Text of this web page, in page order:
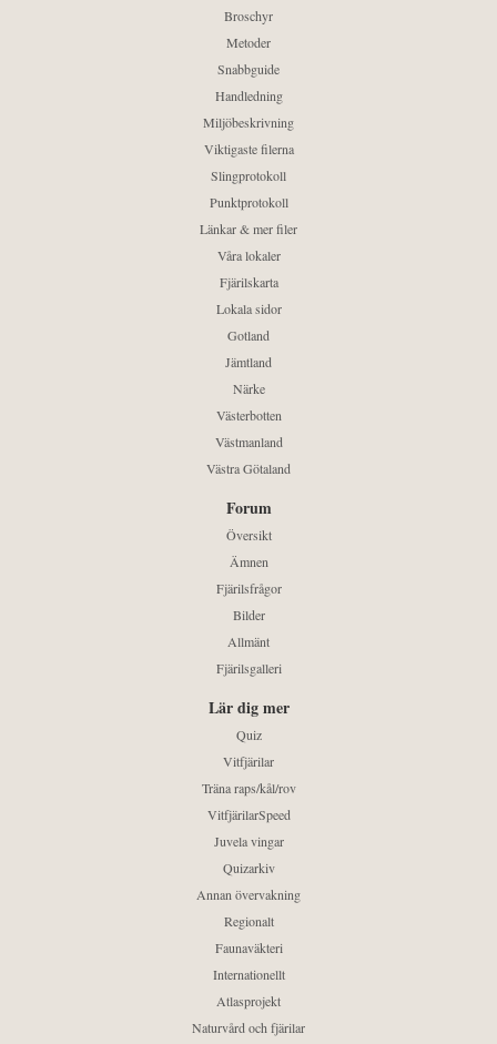
Broschyr
Metoder
Snabbguide
Handledning
Miljöbeskrivning
Viktigaste filerna
Slingprotokoll
Punktprotokoll
Länkar & mer filer
Våra lokaler
Fjärilskarta
Lokala sidor
Gotland
Jämtland
Närke
Västerbotten
Västmanland
Västra Götaland
Forum
Översikt
Ämnen
Fjärilsfrågor
Bilder
Allmänt
Fjärilsgalleri
Lär dig mer
Quiz
Vitfjärilar
Träna raps/kål/rov
VitfjärilarSpeed
Juvela vingar
Quizarkiv
Annan övervakning
Regionalt
Faunaväkteri
Internationellt
Atlasprojekt
Naturvård och fjärilar